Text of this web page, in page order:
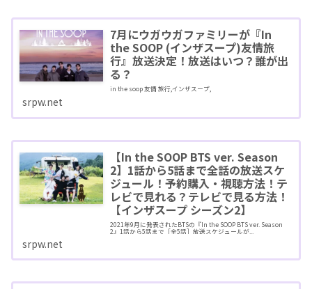
7月にウガウガファミリーが『In
the SOOP (インザスープ)友情旅
行』放送決定！放送はいつ？誰が出
る？
in the soop 友情 旅行,インザスープ,
srpw.net
【In the SOOP BTS ver. Season
2】1話から5話まで全話の放送スケ
ジュール！予約購入・視聴方法！テ
レビで見れる？テレビで見る方法！
【インザスープ シーズン2】
2021年9月に発表されたBTSの『In the SOOP BTS ver. Season
2』1話から5話まで［全5話］放送スケジュールが...
srpw.net